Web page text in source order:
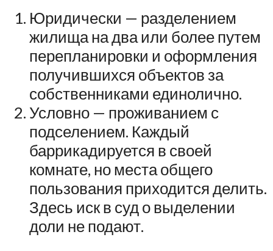
Юридически — разделением
жилища на два или более путем
перепланировки и оформления
получившихся объектов за
собственниками единолично.
Условно — проживанием с
подселением. Каждый
баррикадируется в своей
комнате, но места общего
пользования приходится делить.
Здесь иск в суд о выделении
доли не подают.